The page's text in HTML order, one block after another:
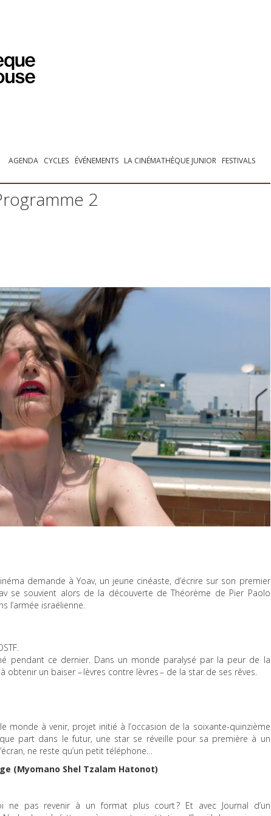
AGENDA CYCLES ÉVÉNEMENTS LA CINÉMATHÈQUE JUNIOR FESTIVALS
2
demande à Yoav, un jeune cinéaste, d’écrire sur son premier
se souvient alors de la découverte de Théorème de Pier Paolo
l’armée israélienne.
.
pendant ce dernier. Dans un monde paralysé par la peur de la
un baiser – lèvres contre lèvres – de la star de ses rêves.
monde à venir, projet initié à l’occasion de la soixante-quinzième
part dans le futur, une star se réveille pour sa première à un
ne reste qu’un petit téléphone…
(Myomano Shel Tzalam Hatonot)
ne pas revenir à un format plus court ? Et avec Journal d’un